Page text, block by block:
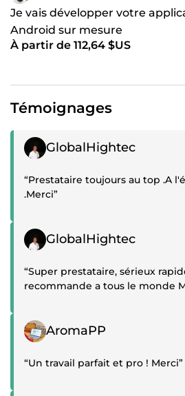
Je vais développer votre
Android sur mesure
À partir de 112,64 $US
Témoignages
Témoignage positif
GlobalHightec
“Prestataire toujours au top .A
.Merci”
Témoignage positif
GlobalHightec
“Super prestataire, sérieux
recommande a tous le monde
Témoignage positif
AromaPP
“Un travail parfait et pro ! Merci”